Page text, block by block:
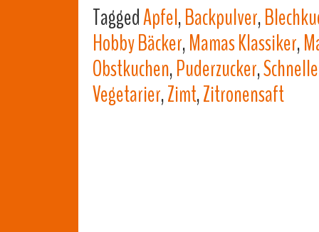
TaggedApfel,Backpulver,
Hobby Bäcker,Mamas Klassiker,
Obstkuchen,Puderzucker,
Vegetarier,Zimt,Zitronensaft